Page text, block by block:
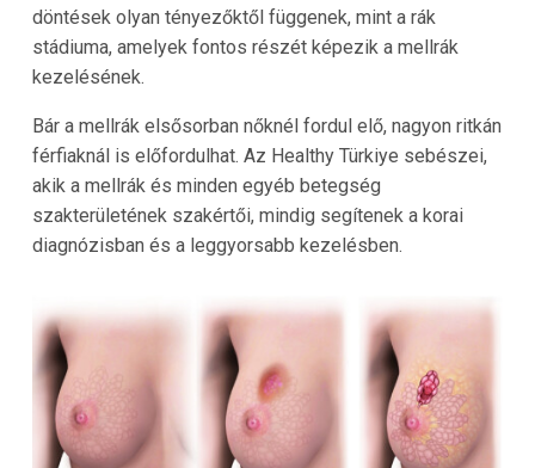
döntések olyan tényezőktől függenek, mint a rák
stádiuma, amelyek fontos részét képezik a mellrák
kezelésének.
Bár a mellrák elsősorban nőknél fordul elő, nagyon ritkán
férfiaknál is előfordulhat. Az Healthy Türkiye sebészei,
akik a mellrák és minden egyéb betegség
szakterületének szakértői, mindig segítenek a korai
diagnózisban és a leggyorsabb kezelésben.